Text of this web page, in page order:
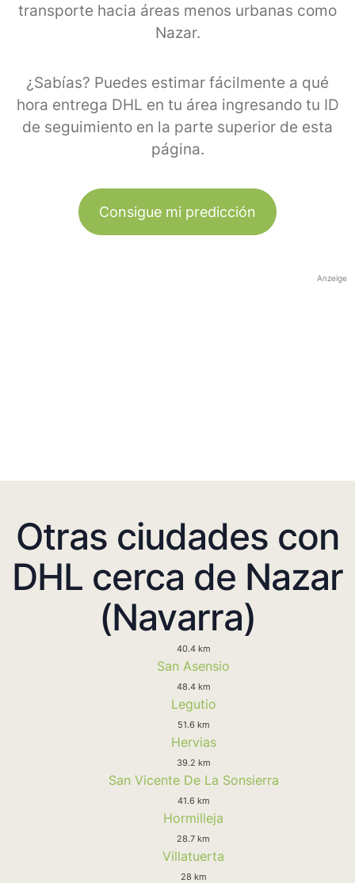
transporte hacia áreas menos urbanas como
Nazar.
¿Sabías? Puedes estimar fácilmente a qué
hora entrega DHL en tu área ingresando tu ID
de seguimiento en la parte superior de esta
página.
Consigue mi predicción
Anzeige
Otras ciudades con
DHL cerca de Nazar
(Navarra)
40.4 km
San Asensio
48.4 km
Legutio
51.6 km
Hervias
39.2 km
San Vicente De La Sonsierra
41.6 km
Hormilleja
28.7 km
Villatuerta
28 km